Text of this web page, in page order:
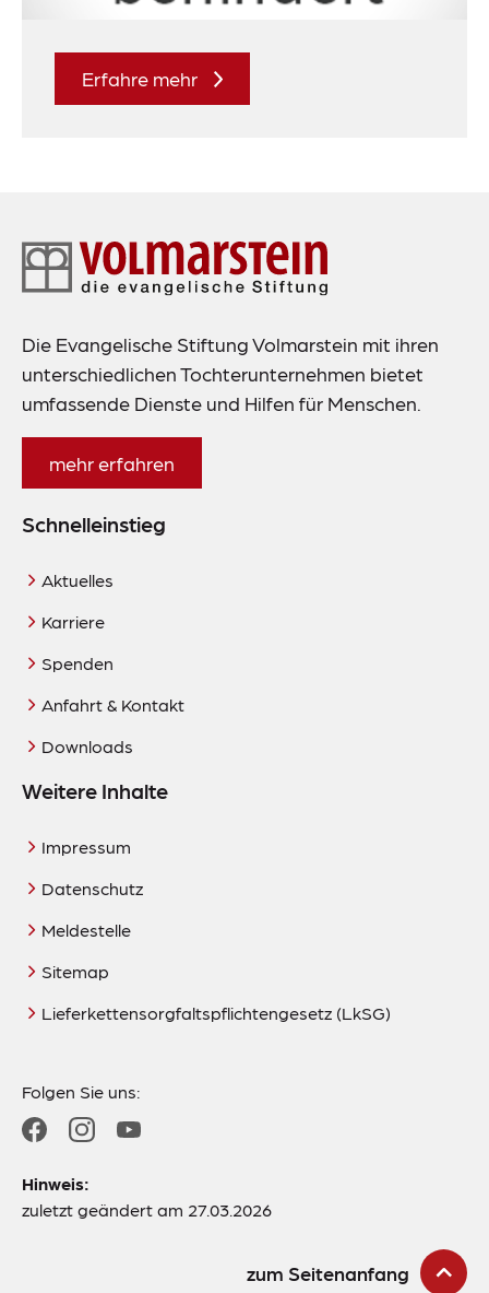
Erfahre mehr
Footer-
Navigation
Die Evangelische Stiftung Volmarstein mit ihren
unterschiedlichen Tochterunternehmen bietet
umfassende Dienste und Hilfen für Menschen.
mehr erfahren
Schnelleinstieg
Aktuelles
Karriere
Spenden
Anfahrt & Kontakt
Downloads
Weitere Inhalte
Impressum
Datenschutz
Meldestelle
Sitemap
Lieferkettensorgfaltspflichtengesetz (LkSG)
Folgen Sie uns:
Hinweis:
zuletzt geändert am 27.03.2026
zum Seitenanfang